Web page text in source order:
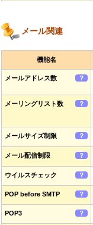
メール関連
機能名
メールアドレス数 ？
メーリングリスト数 ？
メールサイズ制限 ？
メール配信制限 ？
ウイルスチェック ？
POP before SMTP ？
POP3 ？